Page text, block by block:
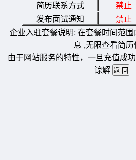
简历联系方式
禁止
发布面试通知
禁止
企业入驻套餐说明: 在套餐时间范
息 ,无限查看简历
由于网站服务的特性，一旦充值成
谅解